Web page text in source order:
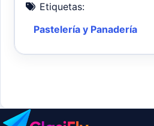
Etiquetas:
Pastelería y Panadería